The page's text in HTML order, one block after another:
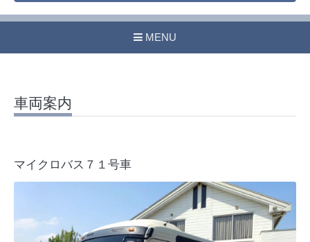
MENU
車両案内
マイクロバス７１号車